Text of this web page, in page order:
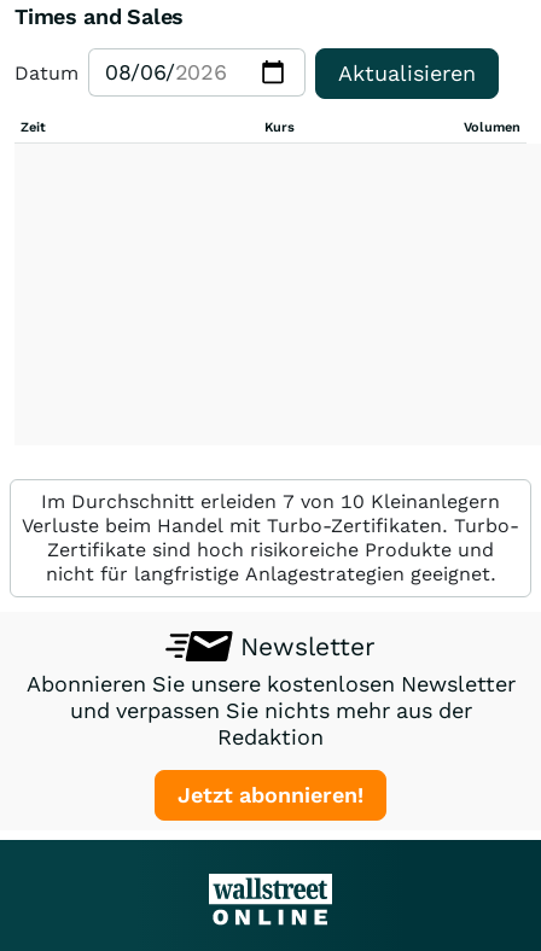
Times and Sales
Datum Aktualisieren
Zeit Kurs Volumen
Im Durchschnitt erleiden 7 von 10 Kleinanlegern
Verluste beim Handel mit Turbo-Zertifikaten. Turbo-
Zertifikate sind hoch risikoreiche Produkte und
nicht für langfristige Anlagestrategien geeignet.
Newsletter
Abonnieren Sie unsere kostenlosen Newsletter
und verpassen Sie nichts mehr aus der
Redaktion
Jetzt abonnieren!